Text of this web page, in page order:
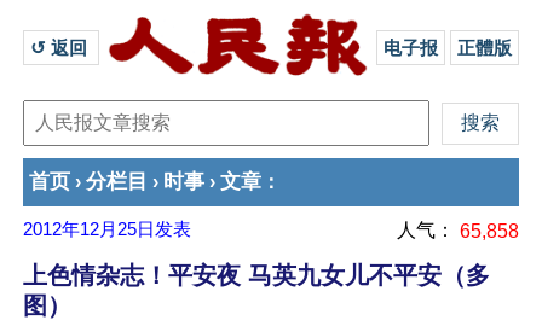
↺ 返回 电子报 正體版
首页 › 分栏目 › 时事 › 文章 ：
2012年12月25日 发表 人气： 65,858
上色情杂志！平安夜 马英九女儿不平安（多
图）